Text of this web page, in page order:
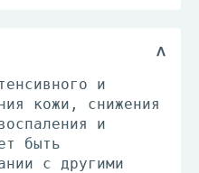
и
кожи, снижения
и
быть
с другими